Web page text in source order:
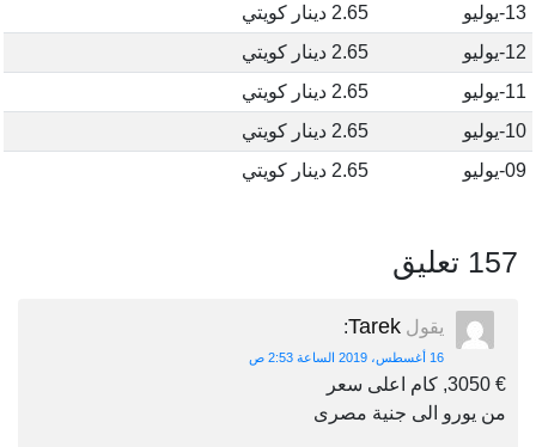
13-يوليو
2.65 دينار كويتي
12-يوليو
2.65 دينار كويتي
11-يوليو
2.65 دينار كويتي
10-يوليو
2.65 دينار كويتي
09-يوليو
2.65 دينار كويتي
157 تعليق
يقول Tarek
:
16 أغسطس، 2019 الساعة 2:53 ص
€ 3050, كام اعلى سعر
من يورو الى جنية مصرى